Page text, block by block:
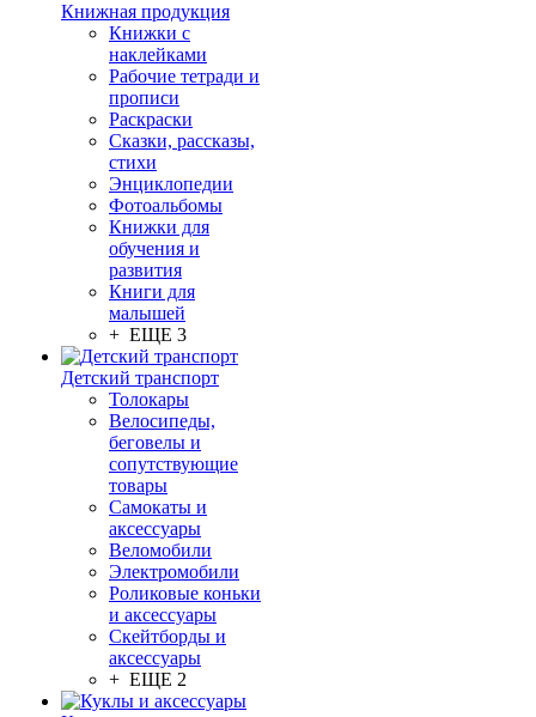
Книжная продукция
Книжки с
наклейками
Рабочие тетради и
прописи
Раскраски
Сказки, рассказы,
стихи
Энциклопедии
Фотоальбомы
Книжки для
обучения и
развития
Книги для
малышей
+ ЕЩЕ 3
Детский транспорт
Толокары
Велосипеды,
беговелы и
сопутствующие
товары
Самокаты и
аксессуары
Веломобили
Электромобили
Роликовые коньки
и аксессуары
Скейтборды и
аксессуары
+ ЕЩЕ 2